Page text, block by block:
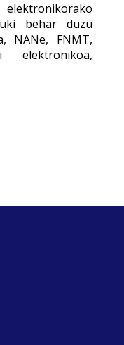
behar duzu
NANe, FNMT,
elektronikoa,